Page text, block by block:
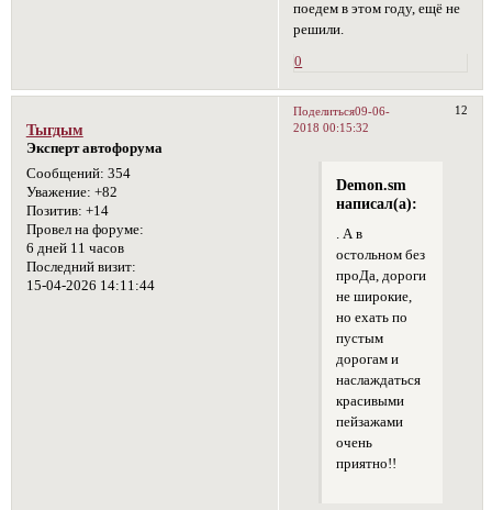
поедем в этом году, ещё не
решили.
0
Поделиться 12
09-06-
2018 00:15:32
Тыгдым
Эксперт автофорума
Сообщений: 354
Уважение: +82
Позитив: +14
Провел на форуме:
6 дней 11 часов
Последний визит:
15-04-2026 14:11:44
Demon.sm
написал(а):
. А в
остольном без
проДа, дороги
не широкие,
но ехать по
пустым
дорогам и
наслаждаться
красивыми
пейзажами
очень
приятно!!